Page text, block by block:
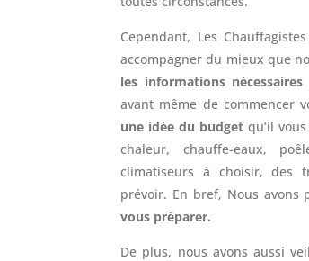
Cependant, Les
accompagner du mieux que
les informations nécessaires
avant même de commencer
une idée du budget qu’il
chaleur, chauffe-eaux,
climatiseurs à choisir, des
prévoir. En bref, Nous avons
vous préparer.
De plus, nous avons aussi